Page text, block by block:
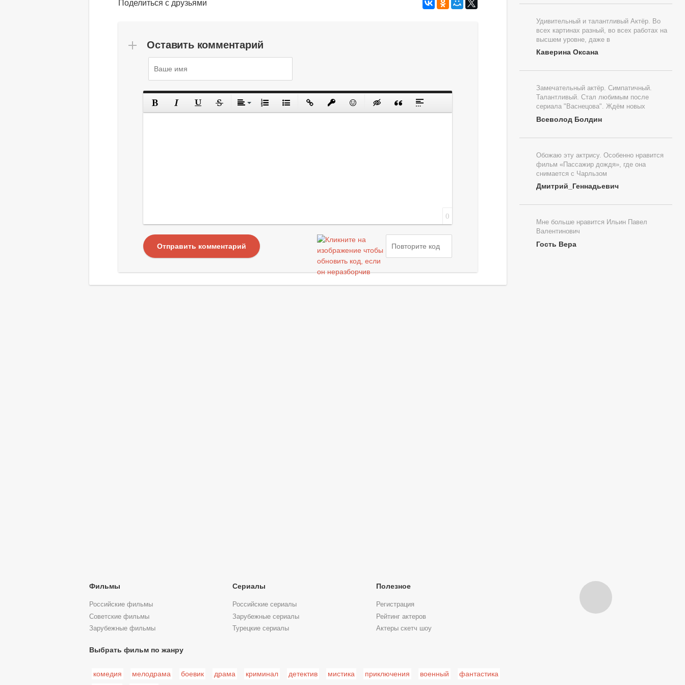
Поделиться с друзьями
Оставить комментарий
0
Отправить комментарий
Удивительный и талантливый Актёр. Во
всех картинах разный, во всех работах на
высшем уровне, даже в
Каверина Оксана
Замечательный актёр. Симпатичный.
Талантливый. Стал любимым после
сериала "Васнецова". Ждём новых
Всеволод Болдин
Обожаю эту актрису. Особенно нравится
фильм «Пассажир дождя», где она
снимается с Чарльзом
Дмитрий_Геннадьевич
Мне больше нравится Ильин Павел
Валентинович
Гость Вера
Фильмы
Российские фильмы
Советские фильмы
Зарубежные фильмы
Сериалы
Российские сериалы
Зарубежные сериалы
Турецкие сериалы
Полезное
Регистрация
Рейтинг актеров
Актеры скетч шоу
Выбрать фильм по жанру
комедия мелодрама боевик драма криминал детектив мистика приключения военный фантастика